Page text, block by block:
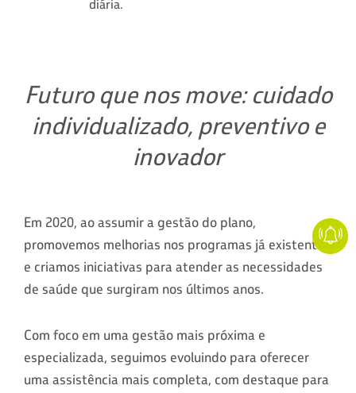
diária.
Futuro que nos move: cuidado
individualizado, preventivo e
inovador
Em 2020, ao assumir a gestão do plano,
promovemos melhorias nos programas já existentes
e criamos iniciativas para atender as necessidades
de saúde que surgiram nos últimos anos.
Com foco em uma gestão mais próxima e
especializada, seguimos evoluindo para oferecer
uma assistência mais completa, com destaque para